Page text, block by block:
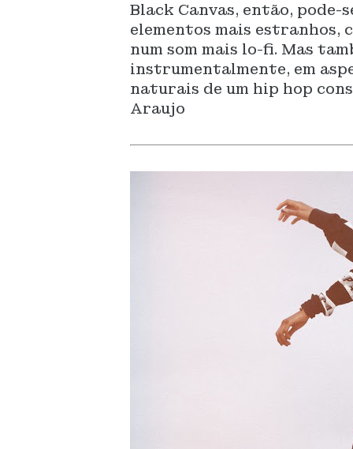
Black Canvas, então, pode-
elementos mais estranhos,
num som mais lo-fi. Mas
instrumentalmente, em
naturais de um hip hop
Araujo